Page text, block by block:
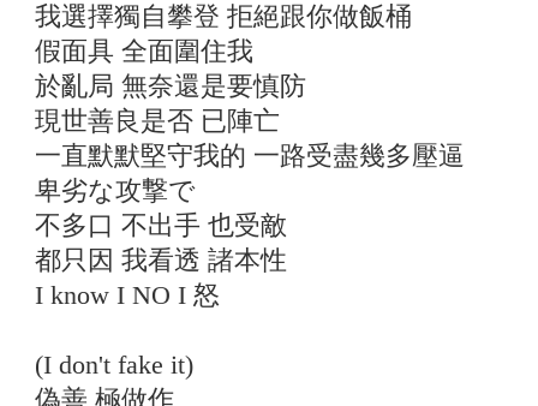
我選擇獨自攀登 拒絕跟你做飯桶
假面具 全面圍住我
於亂局 無奈還是要慎防
現世善良是否 已陣亡
一直默默堅守我的 一路受盡幾多壓逼
卑劣な攻撃で
不多口 不出手 也受敵
都只因 我看透 諸本性
I know I NO I 怒
(I don't fake it)
偽善 極做作